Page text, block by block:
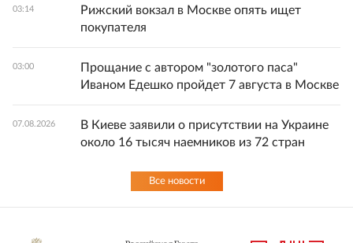
03:14
Рижский вокзал в Москве опять ищет
покупателя
03:00
Прощание с автором "золотого паса"
Иваном Едешко пройдет 7 августа в Москве
07.08.2026
В Киеве заявили о присутствии на Украине
около 16 тысяч наемников из 72 стран
Все новости